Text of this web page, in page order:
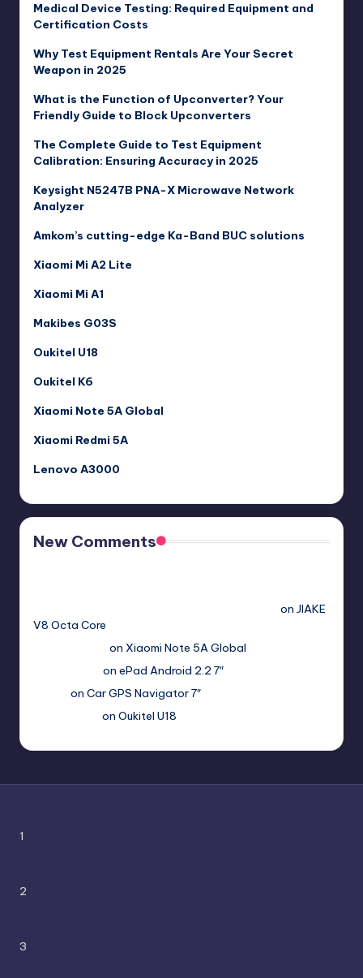
Medical Device Testing: Required Equipment and
Certification Costs
Why Test Equipment Rentals Are Your Secret
Weapon in 2025
What is the Function of Upconverter? Your
Friendly Guide to Block Upconverters
The Complete Guide to Test Equipment
Calibration: Ensuring Accuracy in 2025
Keysight N5247B PNA-X Microwave Network
Analyzer
Amkom’s cutting-edge Ka-Band BUC solutions
Xiaomi Mi A2 Lite
Xiaomi Mi A1
Makibes G03S
Oukitel U18
Oukitel K6
Xiaomi Note 5A Global
Xiaomi Redmi 5A
Lenovo A3000
New Comments
on JIAKE
V8 Octa Core
on Xiaomi Note 5A Global
on ePad Android 2.2 7″
on Car GPS Navigator 7″
on Oukitel U18
1
2
3